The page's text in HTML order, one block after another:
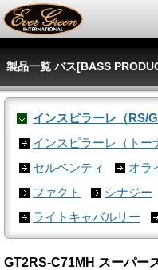
製品一覧 バス[BASS
インスピラーレ（RS/
インスピラーレ（トー
セルペンティ
オラ
ファクト
シナジー
ライトキャバルリー
GT2RS-C71MH スーパー